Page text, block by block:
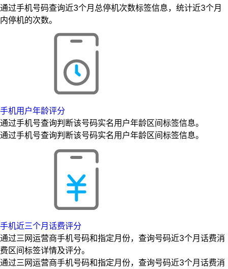
通过手机号码查询近3个月总停机次数标签信息，统计近3个月
内停机的次数。
手机用户年龄评分
通过手机号查询判断该号码实名用户年龄区间标签信息。
通过手机号查询判断该号码实名用户年龄区间标签信息。
手机近三个月话费评分
通过三网运营商手机号码和指定月份，查询号码近3个月话费消
费区间标签详情及评分。
通过三网运营商手机号码和指定月份，查询号码近3个月话费消